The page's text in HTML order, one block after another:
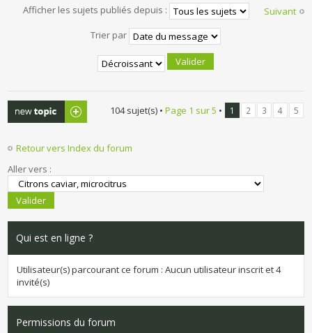
Suivant
Afficher les sujets publiés depuis :
Trier par
Publier un
nouveau sujet
104 sujet(s) • Page 1 sur5 • 1 2 3 4 5
Retour vers Index du forum
Aller vers :
Qui est en ligne ?
Utilisateur(s) parcourant ce forum : Aucun utilisateur inscrit et 4
invité(s)
Permissions du forum